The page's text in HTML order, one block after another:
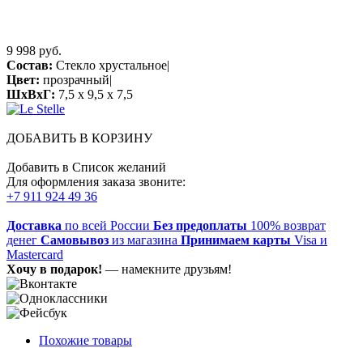
9 998 руб.
Состав: Стекло хрустальное|
Цвет: прозрачный|
ШхВхГ: 7,5 x 9,5 x 7,5
ДОБАВИТЬ В КОРЗИНУ
Добавить в Список желаний
Для оформления заказа звоните:
+7 911 924 49 36
Доставка по всей России Без предоплаты 100% возврат
денег Самовывоз из магазина Принимаем карты Visa и
Mastercard
Хочу в подарок! — намекните друзьям!
Похожие товары